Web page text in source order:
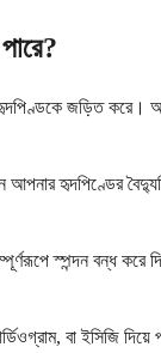
জড়িত করে।
আপনার হৃদপিণ্ডের
স্পন্দন বন্ধ
বা ইসিজি দিয়ে